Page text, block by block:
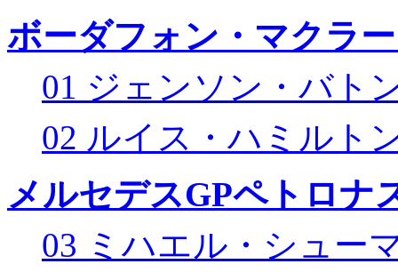
ボーダフォン・マクラ
01 ジェンソン・バト
02 ルイス・ハミルト
メルセデスGPペトロナ
03 ミハエル・シュー